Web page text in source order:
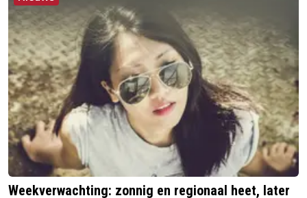
Weekverwachting: zonnig en regionaal heet, later